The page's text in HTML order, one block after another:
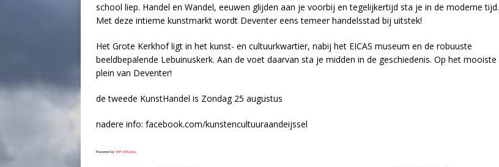
school liep. Handel en Wandel, eeuwen glijden aan je voorbij en tegelijkertijd sta je in de moderne tijd.
Met deze intieme kunstmarkt wordt Deventer eens temeer handelsstad bij uitstek!
Het Grote Kerkhof ligt in het kunst- en cultuurkwartier, nabij het EICAS museum en de robuuste
beeldbepalende Lebuinuskerk. Aan de voet daarvan sta je midden in de geschiedenis. Op het mooiste
plein van Deventer!
de tweede KunstHandel is Zondag 25 augustus
nadere info: facebook.com/kunstencultuuraandeijssel
Powered by WPeMatico